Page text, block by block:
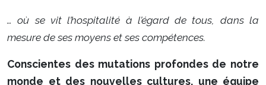
… où se vit l’hospitalité à l’égard de tous, dans la
mesure de ses moyens et ses compétences.
Conscientes des mutations profondes de notre
monde et des nouvelles cultures, une équipe